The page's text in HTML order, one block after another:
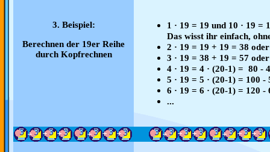
3. Beispiel:
Berechnen der 19er Reihe
durch Kopfrechnen
1 · 19 = 19 und 10 · 19 =
Das wisst ihr einfach,
2 · 19 = 19 + 19 = 38
3 · 19 = 38 + 19 = 57
4 · 19 = 4 · (20-1) = 80 -
5 · 19 = 5 · (20-1) = 100 -
6 · 19 = 6 · (20-1) = 120 -
...